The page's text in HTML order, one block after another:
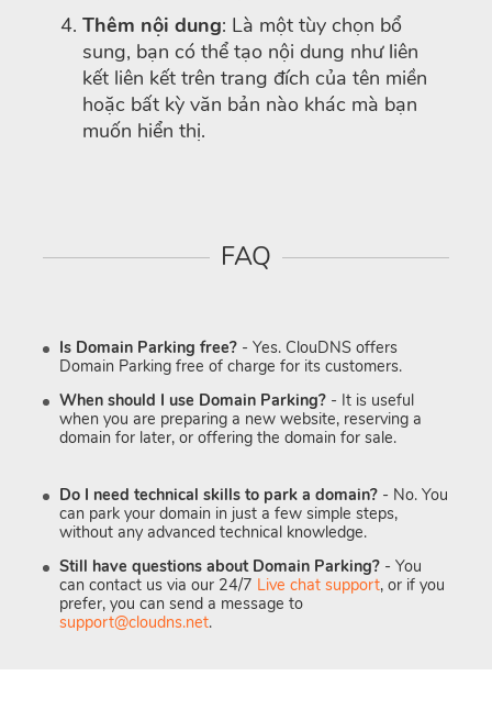
Thêm nội dung: Là một tùy chọn bổ
sung, bạn có thể tạo nội dung như liên
kết liên kết trên trang đích của tên miền
hoặc bất kỳ văn bản nào khác mà bạn
muốn hiển thị.
FAQ
Is Domain Parking free? - Yes. ClouDNS offers
Domain Parking free of charge for its customers.
When should I use Domain Parking? - It is useful
when you are preparing a new website, reserving a
domain for later, or offering the domain for sale.
Do I need technical skills to park a domain? - No. You
can park your domain in just a few simple steps,
without any advanced technical knowledge.
Still have questions about Domain Parking? - You
can contact us via our 24/7 Live chat support, or if you
prefer, you can send a message to
support@cloudns.net.